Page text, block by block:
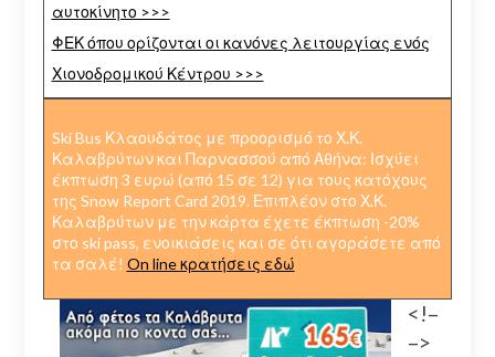
αυτοκίνητο >>>
ΦΕΚ όπου ορίζονται οι κανόνες λειτουργίας ενός
Χιονοδρομικού Κέντρου >>>
Ski Bus Κλαουδάτος με προορισμό το Χ.Κ.
Καλαβρύτων και Παρνασσού από Αθήνα: Ισχύει
έκπτωση 3 ευρώ (από 15 σε 12) για τους κατόχους
της Snow Report Card 2019. Επιπλέον στο Χ.Κ.
Καλαβρύτων με την κάρτα έχετε έκπτωση -20%
στο ski pass, ενοικιάσεις και σε ότι αγοράσετε από
τα σαλέ! On line κρατήσεις εδώ
<!–
–>